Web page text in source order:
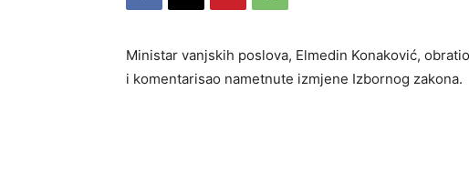
Ministar vanjskih poslova, Elmedin Konaković,
i komentarisao nametnute izmjene Izbornog zakona.